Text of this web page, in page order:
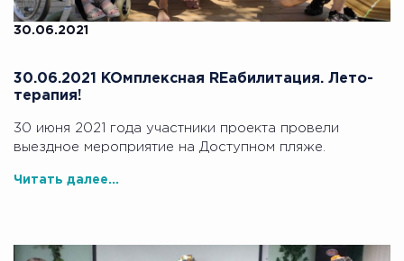
30.06.2021
30.06.2021 KOмплексная REабилитация. Лето-
терапия!
30 июня 2021 года участники проекта провели
выездное мероприятие на Доступном пляже.
Читать далее...